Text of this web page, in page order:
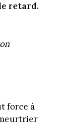
retard.
force à